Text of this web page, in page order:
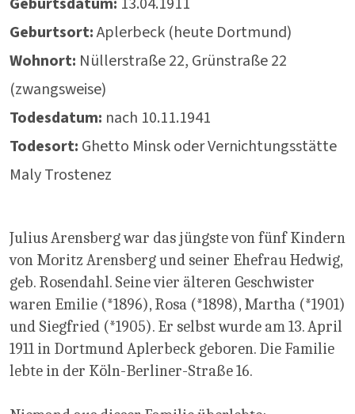
Geburtsort:Aplerbeck (heute Dortmund)
Wohnort: Nüllerstraße 22, Grünstraße 22
(zwangsweise)
Todesdatum: nach 10.11.1941
Todesort: Ghetto Minsk oder Vernichtungsstätte
Maly Trostenez
Julius Arensberg war das jüngste von fünf Kindern
von Moritz Arensberg und seiner Ehefrau Hedwig,
geb. Rosendahl. Seine vier älteren Geschwister
waren Emilie (*1896), Rosa (*1898), Martha (*1901)
und Siegfried (*1905). Er selbst wurde am 13. April
1911 in Dortmund Aplerbeck geboren. Die Familie
lebte in der Köln-Berliner-Straße 16.